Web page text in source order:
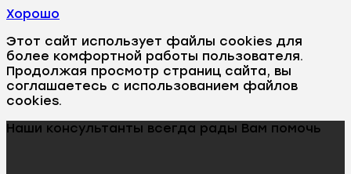
Хорошо
Этот сайт использует файлы cookies для
более комфортной работы пользователя.
Продолжая просмотр страниц сайта, вы
соглашаетесь с использованием файлов
cookies.
Наши консультанты всегда рады Вам помочь